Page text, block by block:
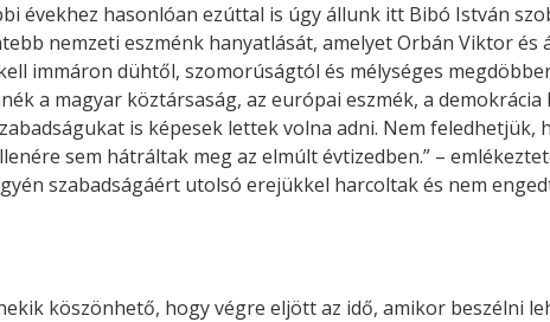
évekhez hasonlóan ezúttal is úgy állunk itt Bibó István
nemzeti eszménk hanyatlását, amelyet Orbán Viktor
immáron dühtől, szomorúságtól és mélységes
a magyar köztársaság, az európai eszmék, a
is képesek lettek volna adni. Nem feledhetjük,
sem hátráltak meg az elmúlt évtizedben.” –
szabadságáért utolsó erejükkel harcoltak és nem
köszönhető, hogy végre eljött az idő, amikor beszélni